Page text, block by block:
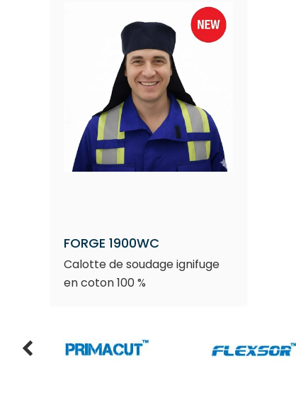
FORGE 1900WC
Calotte de soudage ignifuge
en coton 100 %